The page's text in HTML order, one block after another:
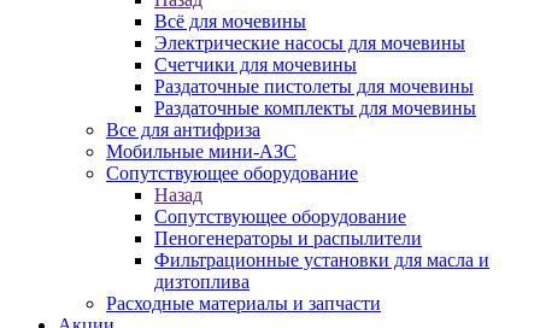
Всё для мочевины
Электрические насосы для мочевины
Счетчики для мочевины
Раздаточные пистолеты для мочевины
Раздаточные комплекты для мочевины
Все для антифриза
Мобильные мини-АЗС
Сопутствующее оборудование
Назад
Сопутствующее оборудование
Пеногенераторы и распылители
Фильтрационные установки для масла и
дизтоплива
Расходные материалы и запчасти